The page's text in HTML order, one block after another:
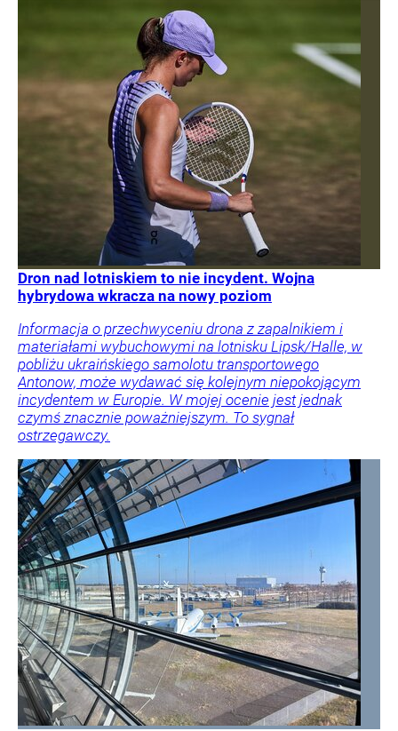
Dron nad lotniskiem to nie incydent. Wojna
hybrydowa wkracza na nowy poziom
Informacja o przechwyceniu drona z zapalnikiem i
materiałami wybuchowymi na lotnisku Lipsk/Halle, w
pobliżu ukraińskiego samolotu transportowego
Antonow, może wydawać się kolejnym niepokojącym
incydentem w Europie. W mojej ocenie jest jednak
czymś znacznie poważniejszym. To sygnał
ostrzegawczy.